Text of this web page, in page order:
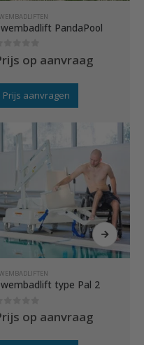
PandaPool
out of 5op aanvraag
Prijs aanvragen
type Pal 2
out of 5op aanvraag